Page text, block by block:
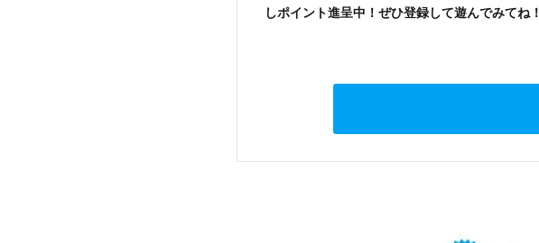
しポイント進呈中！ぜひ登録して遊んでみてね！